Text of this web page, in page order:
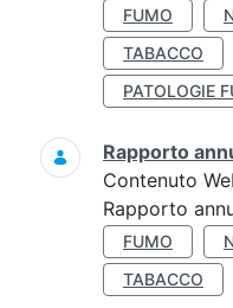
FUMO
TABACCO
PATOLOGIE
Rapporto
Contenuto
Rapporto
FUMO
TABACCO